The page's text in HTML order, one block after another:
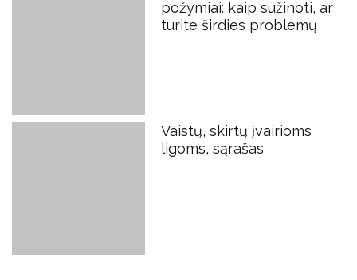
požymiai: kaip sužinoti, ar
turite širdies problemų
Vaistų, skirtų įvairioms
ligoms, sąrašas